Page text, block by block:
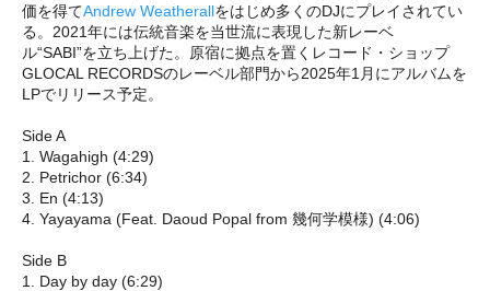
価を得てAndrew Weatherallをはじめ多くのDJにプレイされてい
る。2021年には伝統音楽を当世流に表現した新レーベ
ル“SABI”を立ち上げた。原宿に拠点を置くレコード・ショップ
GLOCAL RECORDSのレーベル部門から2025年1月にアルバムを
LPでリリース予定。
Side A
1. Wagahigh (4:29)
2. Petrichor (6:34)
3. En (4:13)
4. Yayayama (Feat. Daoud Popal from 幾何学模様) (4:06)
Side B
1. Day by day (6:29)